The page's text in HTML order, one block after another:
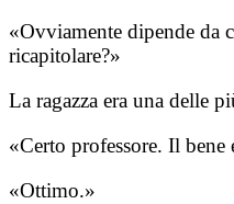
«Ovviamente dipende da
ricapitolare?»
La ragazza era una delle
«Certo professore. Il
«Ottimo.»